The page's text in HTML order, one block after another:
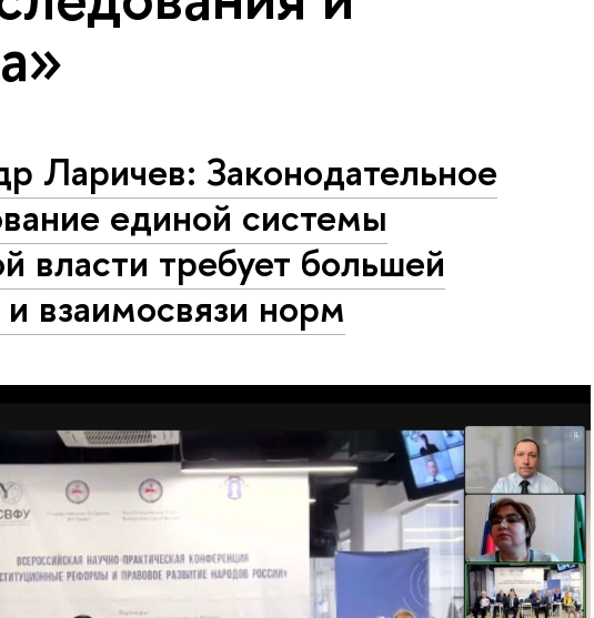
Ларичев: Законодательное
единой системы
власти требует большей
и взаимосвязи норм